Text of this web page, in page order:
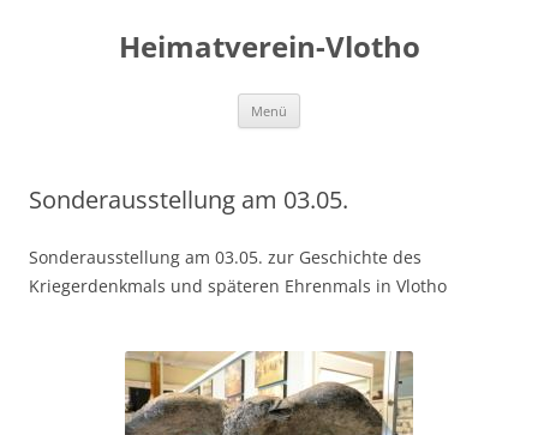
Heimatverein-Vlotho
Menü
Sonderausstellung am 03.05.
Sonderausstellung am 03.05. zur Geschichte des
Kriegerdenkmals und späteren Ehrenmals in Vlotho